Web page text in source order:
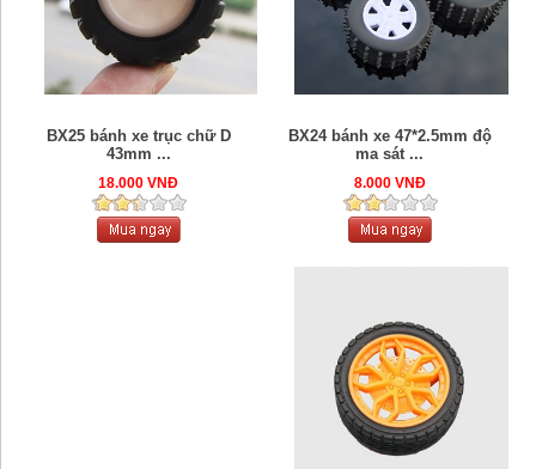
BX25 bánh xe trục chữ D
43mm ...
18.000 VNĐ
BX24 bánh xe 47*2.5mm độ
ma sát ...
8.000 VNĐ